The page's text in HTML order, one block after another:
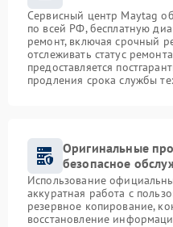
Сервисный центр Maytag
по всей РФ, бесплатную
ремонт, включая срочный
отслеживать статус
предоставляется
продления срока службы
Оригинальные
безопасное
Использование
аккуратная работа с
резервное копирование,
восстановление